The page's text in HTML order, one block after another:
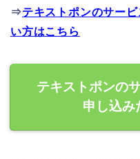
⇒テキストポンのサー
い方はこちら
テキストポンの
申し込み